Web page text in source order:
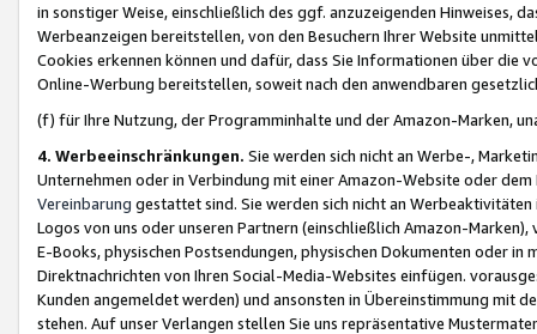
in sonstiger Weise, einschließlich des ggf. anzuzeigenden Hinweises,
Werbeanzeigen bereitstellen, von den Besuchern Ihrer Website
Cookies erkennen können und dafür, dass Sie Informationen über die
Online-Werbung bereitstellen, soweit nach den anwendbaren
(f) für Ihre Nutzung, der Programminhalte und der Amazon-Marken,
4. Werbeeinschränkungen. Sie werden sich nicht an Werbe-,
Unternehmen oder in Verbindung mit einer Amazon-Website oder
Vereinbarung gestattet sind. Sie werden sich nicht an
Logos von uns oder unseren Partnern (einschließlich Amazon-
E-Books, physischen Postsendungen, physischen Dokumenten oder in
Direktnachrichten von Ihren Social-Media-Websites einfügen.
Kunden angemeldet werden) und ansonsten in Übereinstimmung mit
stehen. Auf unser Verlangen stellen Sie uns repräsentative